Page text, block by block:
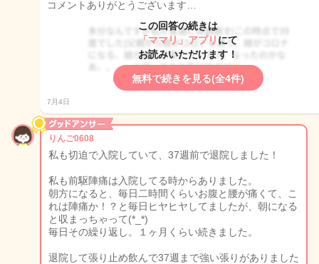
コメントありがとうございます…
この回答の続きは
「ママリ」アプリ にて
お読みいただけます！
無料で続きを見る(全4件)
7月4日
りんご0608
私も切迫で入院していて、37週前で退院しました！
私も前駆陣痛は入院してる時からありました。
朝方になると、毎日二時間くらいお腹と腰が痛くて、こ
れは陣痛か！？と毎日ヒヤヒヤしてましたが、朝になる
と収まっちゃって(*_*)
毎日その繰り返し。１ヶ月くらい続きました。
退院して張り止め飲んで37週まで強い張りがありました